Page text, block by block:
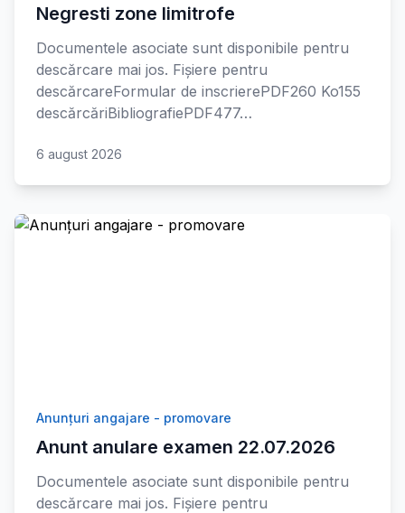
Negresti zone limitrofe
Documentele asociate sunt disponibile pentru
descărcare mai jos. Fișiere pentru
descărcareFormular de inscrierePDF260 Ko155
descărcăriBibliografiePDF477…
6 august 2026
Anunțuri angajare - promovare
Anunt anulare examen 22.07.2026
Documentele asociate sunt disponibile pentru
descărcare mai jos. Fișiere pentru